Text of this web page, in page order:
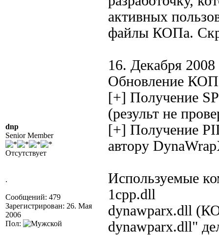
dnp
Senior Member
Отсутствует
.
Сообщений: 479
Зарегистрирован: 26. Мая
2006
Пол:
активных
файлы КОПа.
16. Декабря
Обновление
[+] Получение
(результ не
[+] Получение
автору
Используемые
1cpp.dll
dynawparx.dll
dynawparx.dll"